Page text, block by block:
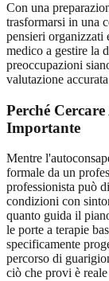
Con una
trasformarsi in una
pensieri organizzati
medico a gestire la
preoccupazioni
valutazione
Perché
Importante
Mentre
formale da un
professionista può
condizioni con
quanto guida il
le porte a terapie
specificamente
percorso di
ciò che provi è